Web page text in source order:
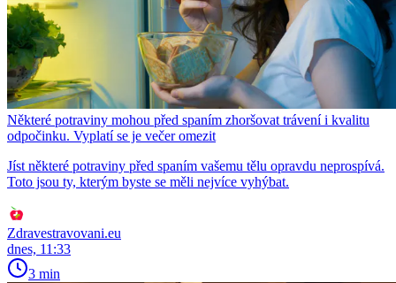
Některé potraviny mohou před spaním zhoršovat trávení i kvalitu
odpočinku. Vyplatí se je večer omezit
Jíst některé potraviny před spaním vašemu tělu opravdu neprospívá.
Toto jsou ty, kterým byste se měli nejvíce vyhýbat.
Zdravestravovani.eu
dnes, 11:33
3 min